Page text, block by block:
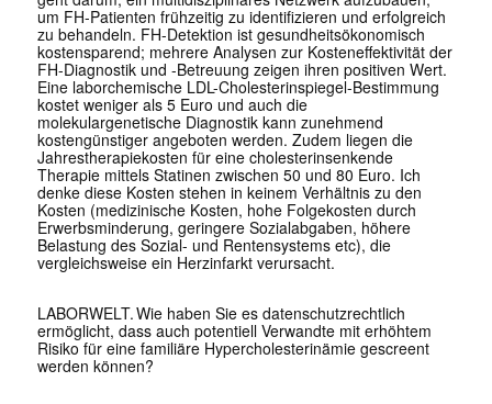
um FH-Patienten frühzeitig zu identifizieren und erfolgreich
zu behandeln. FH-Detektion ist gesundheitsökonomisch
kostensparend; mehrere Analysen zur Kosteneffektivität der
FH-Diagnostik und -Betreuung zeigen ihren positiven Wert.
Eine laborchemische LDL-Cholesterinspiegel-Bestimmung
kostet weniger als 5 Euro und auch die
molekulargenetische Diagnostik kann zunehmend
kostengünstiger angeboten werden. Zudem liegen die
Jahrestherapiekosten für eine cholesterinsenkende
Therapie mittels Statinen zwischen 50 und 80 Euro. Ich
denke diese Kosten stehen in keinem Verhältnis zu den
Kosten (medizinische Kosten, hohe Folgekosten durch
Erwerbsminderung, geringere Sozialabgaben, höhere
Belastung des Sozial- und Rentensystems etc), die
vergleichsweise ein Herzinfarkt verursacht.
LABORWELT. Wie haben Sie es datenschutzrechtlich
ermöglicht, dass auch potentiell Verwandte mit erhöhtem
Risiko für eine familiäre Hypercholesterinämie gescreent
werden können?